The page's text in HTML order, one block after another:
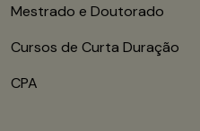
Mestrado e Doutorado
Cursos de Curta Duração
CPA